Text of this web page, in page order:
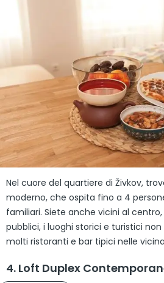
Nel cuore del quartiere di Živkov,
moderno, che ospita fino a 4
familiari. Siete anche vicini al
pubblici, i luoghi storici e turistici
molti ristoranti e bar tipici nelle
4. Loft Duplex